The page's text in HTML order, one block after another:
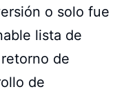
o solo fue
lista de
de
de